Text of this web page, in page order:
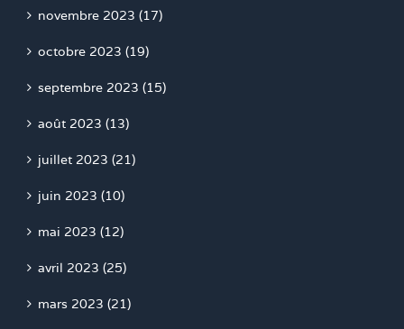
novembre 2023 (17)
octobre 2023 (19)
septembre 2023 (15)
août 2023 (13)
juillet 2023 (21)
juin 2023 (10)
mai 2023 (12)
avril 2023 (25)
mars 2023 (21)